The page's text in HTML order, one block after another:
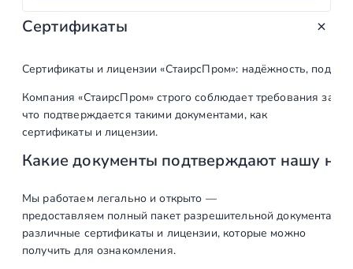
в
о
о
а
р
а
Ц
н
г
а
п
Сертификаты
Сертификаты и лицензии «СтаирсПром»: надёжность,
Компания «СтаирсПром» строго соблюдает требования
что подтверждается такими документами, как
сертификаты и лицензии.
Какие документы подтверждают нашу
Мы работаем легально и открыто —
предоставляем полный пакет разрешительной
различные сертификаты и лицензии, которые можно
получить для ознакомления.